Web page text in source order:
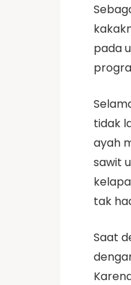
pada
tidak
ayah
sawit
tak
Saat